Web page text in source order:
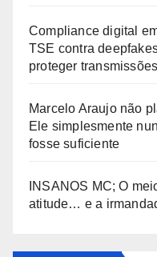
Compliance digital
TSE contra
proteger
Marcelo Araujo não
Ele simplesmente
fosse suficiente
INSANOS MC; O
atitude… e a